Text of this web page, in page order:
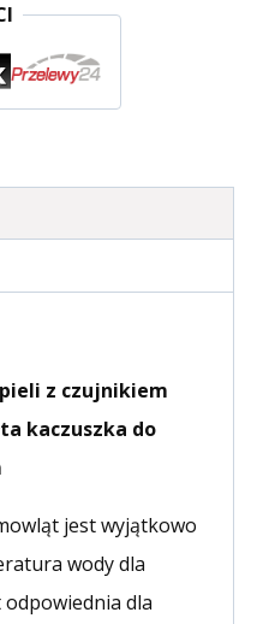
z czujnikiem
kaczuszka do
jest wyjątkowo
wody dla
odpowiednia dla